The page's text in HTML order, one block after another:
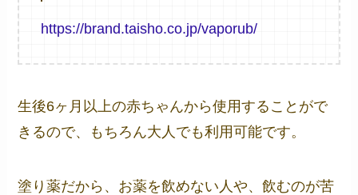
https://brand.taisho.co.jp/vaporub/
生後6ヶ月以上の赤ちゃんから使用することがで
きるので、もちろん大人でも利用可能です。
塗り薬だから、お薬を飲めない人や、飲むのが苦